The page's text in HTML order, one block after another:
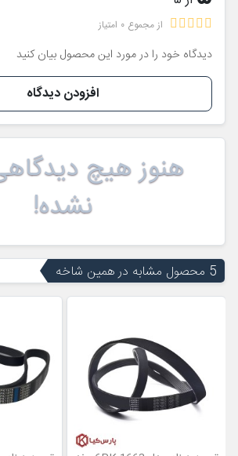
از مجموع 0 امتیاز
دیدگاه خود را در مورد این محصول بیان کنید
افزودن دیدگاه
هنوز هیچ
نشده!
5 محصول مشابه در همین شاخه